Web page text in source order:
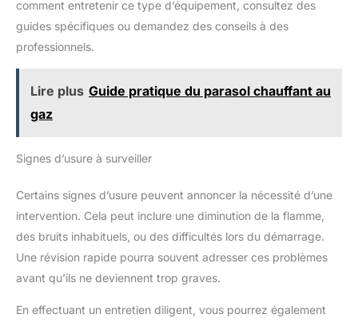
comment entretenir ce type d’équipement, consultez des
guides spécifiques ou demandez des conseils à des
professionnels.
Lire plus Guide pratique du parasol chauffant au
gaz
Signes d’usure à surveiller
Certains signes d’usure peuvent annoncer la nécessité d’une
intervention. Cela peut inclure une diminution de la flamme,
des bruits inhabituels, ou des difficultés lors du démarrage.
Une révision rapide pourra souvent adresser ces problèmes
avant qu’ils ne deviennent trop graves.
En effectuant un entretien diligent, vous pourrez également